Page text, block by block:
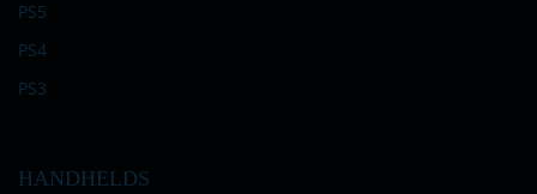
PS5
PS4
PS3
HANDHELDS